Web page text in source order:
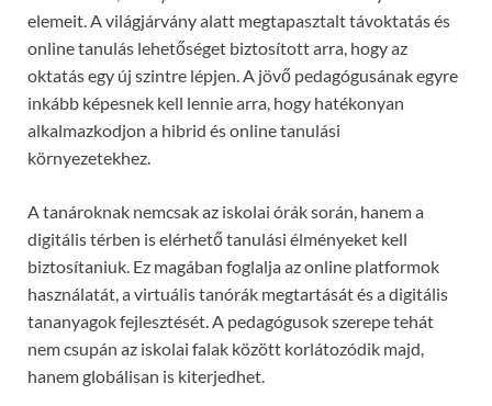
elemeit. A világjárvány alatt megtapasztalt távoktatás és
online tanulás lehetőséget biztosított arra, hogy az
oktatás egy új szintre lépjen. A jövő pedagógusának egyre
inkább képesnek kell lennie arra, hogy hatékonyan
alkalmazkodjon a hibrid és online tanulási
környezetekhez.
A tanároknak nemcsak az iskolai órák során, hanem a
digitális térben is elérhető tanulási élményeket kell
biztosítaniuk. Ez magában foglalja az online platformok
használatát, a virtuális tanórák megtartását és a digitális
tananyagok fejlesztését. A pedagógusok szerepe tehát
nem csupán az iskolai falak között korlátozódik majd,
hanem globálisan is kiterjedhet.